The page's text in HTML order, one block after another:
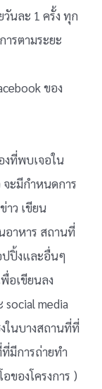
นละ 1 ครั้ง ทุก
ารตามระยะ
ของ
งที่พบเจอใน
จะมีกำหนดการ
าว เขียน
อาหาร สถานที่
ปปิ้งและอื่นๆ
อเขียนลง
media
ในบางสถานที่ที่
มีการถ่ายทำ
ของโครงการ )